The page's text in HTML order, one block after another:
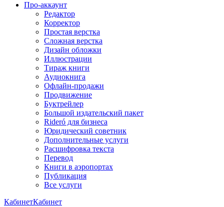
Про-аккаунт
Редактор
Корректор
Простая верстка
Сложная верстка
Дизайн обложки
Иллюстрации
Тираж книги
Аудиокнига
Офлайн-продажи
Продвижение
Буктрейлер
Большой издательский пакет
Rideró для бизнеса
Юридический советник
Дополнительные услуги
Расшифровка текста
Перевод
Книги в аэропортах
Публикация
Все услуги
КабинетКабинет